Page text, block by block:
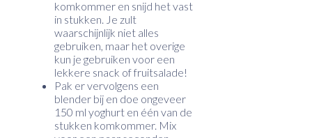
komkommer en snijd het vast
in stukken. Je zult
waarschijnlijk niet alles
gebruiken, maar het overige
kun je gebruiken voor een
lekkere snack of fruitsalade!
Pak er vervolgens een
blender bij en doe ongeveer
150 ml yoghurt en één van de
stukken komkommer. Mix